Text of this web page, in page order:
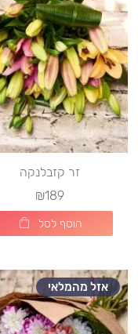
זר קזבלנקה
₪189
הוסף לסל
אזל מהמלאי